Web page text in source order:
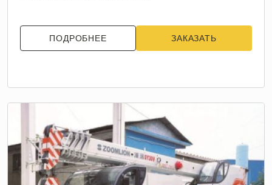
ПОДРОБНЕЕ ЗАКАЗАТЬ